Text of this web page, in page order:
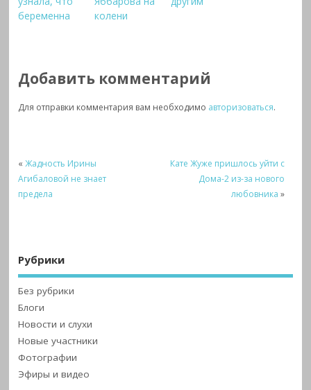
беременна
колени
Добавить комментарий
Для отправки комментария вам необходимо авторизоваться.
«Жадность Ирины
Агибаловой не знает
предела
Кате Жуже пришлось уйти с
Дома-2 из-за нового
любовника »
Рубрики
Без рубрики
Блоги
Новости и слухи
Новые участники
Фотографии
Эфиры и видео